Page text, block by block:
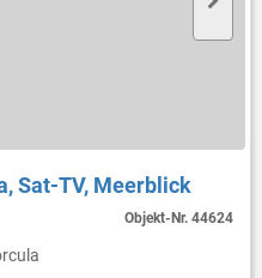
Sat-TV, Meerblick
Objekt-Nr.44624